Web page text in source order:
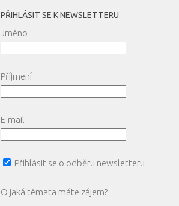
PŘIHLÁSIT SE K NEWSLETTERU
Jméno
Příjmení
E-mail
Přihlásit se o odběru newsletteru
O jaká témata máte zájem?